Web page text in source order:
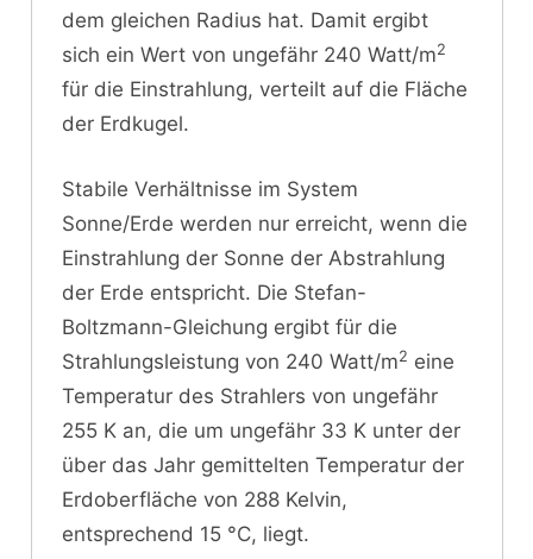
dem gleichen Radius hat. Damit ergibt
sich ein Wert von ungefähr 240 Watt/m2
für die Einstrahlung, verteilt auf die Fläche
der Erdkugel.
Stabile Verhältnisse im System
Sonne/Erde werden nur erreicht, wenn die
Einstrahlung der Sonne der Abstrahlung
der Erde entspricht. Die Stefan-
Boltzmann-Gleichung ergibt für die
Strahlungsleistung von 240 Watt/m2 eine
Temperatur des Strahlers von ungefähr
255 K an, die um ungefähr 33 K unter der
über das Jahr gemittelten Temperatur der
Erdoberfläche von 288 Kelvin,
entsprechend 15 °C, liegt.